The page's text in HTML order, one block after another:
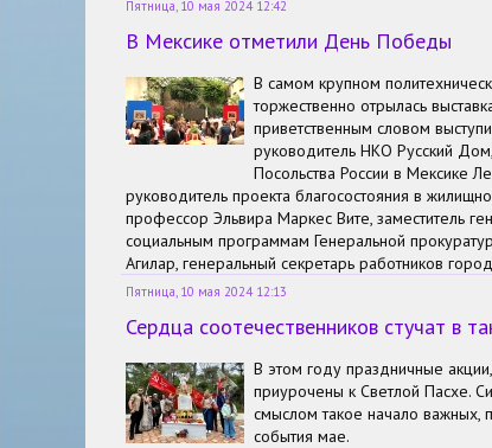
русскоязычных адвокатов, вице- президента
Пятница, 10 мая 2024 12:42
В Мексике отметили День Победы
В самом крупном
торжественно отрылась
приветственным словом
руководитель НКО Русский
Посольства России в Мексике
руководитель проекта благосостояния в
профессор Эльвира Маркес Вите, заместитель
социальным программам Генеральной
Агилар, генеральный секретарь работников
филологических наук от МГУ, преподаватель
от фашизма, поделились своими знаниями об
успешного руководства самой большой
экономики, военных и стратегических успехов,
Пятница, 10 мая 2024 12:13
Сердца соотечественников стучат в
В этом году праздничные
приурочены к Светлой Пасхе.
смыслом такое начало важных,
события мае.